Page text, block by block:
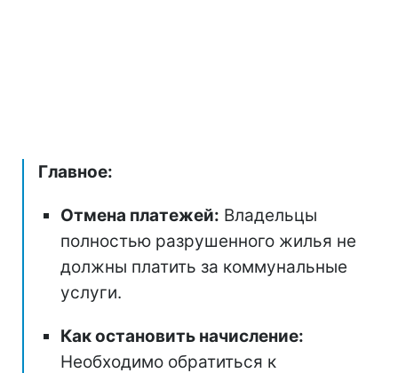
Главное:
Отмена платежей: Владельцы
полностью разрушенного жилья не
должны платить за коммунальные
услуги.
Как остановить начисление:
Необходимо обратиться к